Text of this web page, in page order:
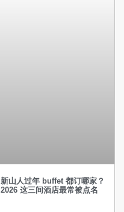
新山人过年 buffet 都订哪家？
2026 这三间酒店最常被点名